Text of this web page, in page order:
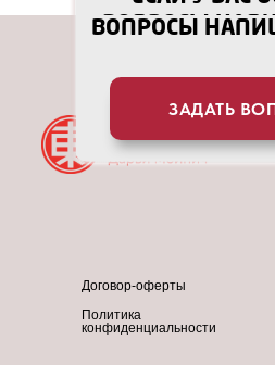
ВОПРОСЫ
ЗАДАТЬ
ВОПРОСЫ
ЗАДАТЬ
Договор-оферты
Политика
конфиденциальности